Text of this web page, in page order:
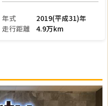
年式
2017(平成29)年
走行距離
3.6万km